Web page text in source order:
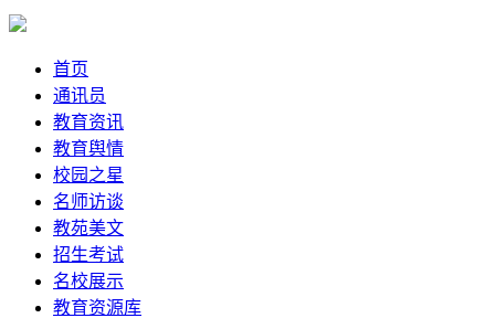
首页
通讯员
教育资讯
教育舆情
校园之星
名师访谈
教苑美文
招生考试
名校展示
教育资源库